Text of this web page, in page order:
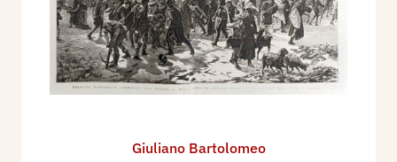
Giuliano Bartolomeo